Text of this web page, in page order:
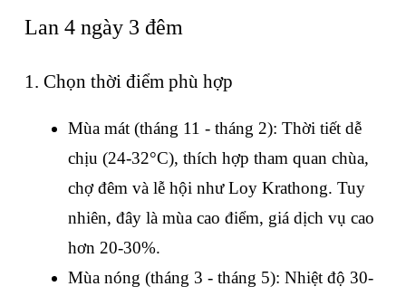
Lan 4 ngày 3 đêm
1. Chọn thời điểm phù hợp
Mùa mát (tháng 11 - tháng 2): Thời tiết dễ
chịu (24-32°C), thích hợp tham quan chùa,
chợ đêm và lễ hội như Loy Krathong. Tuy
nhiên, đây là mùa cao điểm, giá dịch vụ cao
hơn 20-30%.
Mùa nóng (tháng 3 - tháng 5): Nhiệt độ 30-